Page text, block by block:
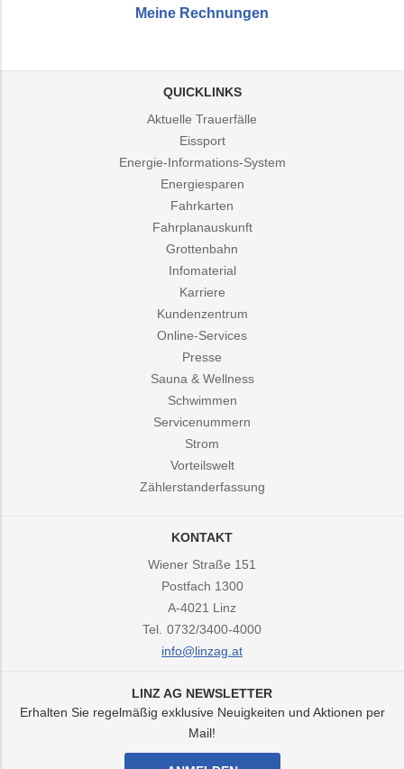
Meine Rechnungen
QUICKLINKS
Aktuelle Trauerfälle
Eissport
Energie-Informations-System
Energiesparen
Fahrkarten
Fahrplanauskunft
Grottenbahn
Infomaterial
Karriere
Kundenzentrum
Online-Services
Presse
Sauna & Wellness
Schwimmen
Servicenummern
Strom
Vorteilswelt
Zählerstanderfassung
KONTAKT
Wiener Straße 151
Postfach 1300
A-4021 Linz
Tel. 0732/3400-4000
info@linzag.at
LINZ AG NEWSLETTER
Erhalten Sie regelmäßig exklusive Neuigkeiten und Aktionen per
Mail!